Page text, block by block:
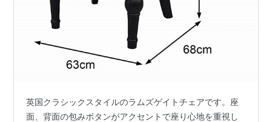
英国クラシックスタイルのラムズゲイトチェアです。座
面、背面の包みボタンがアクセントで座り心地を重視し